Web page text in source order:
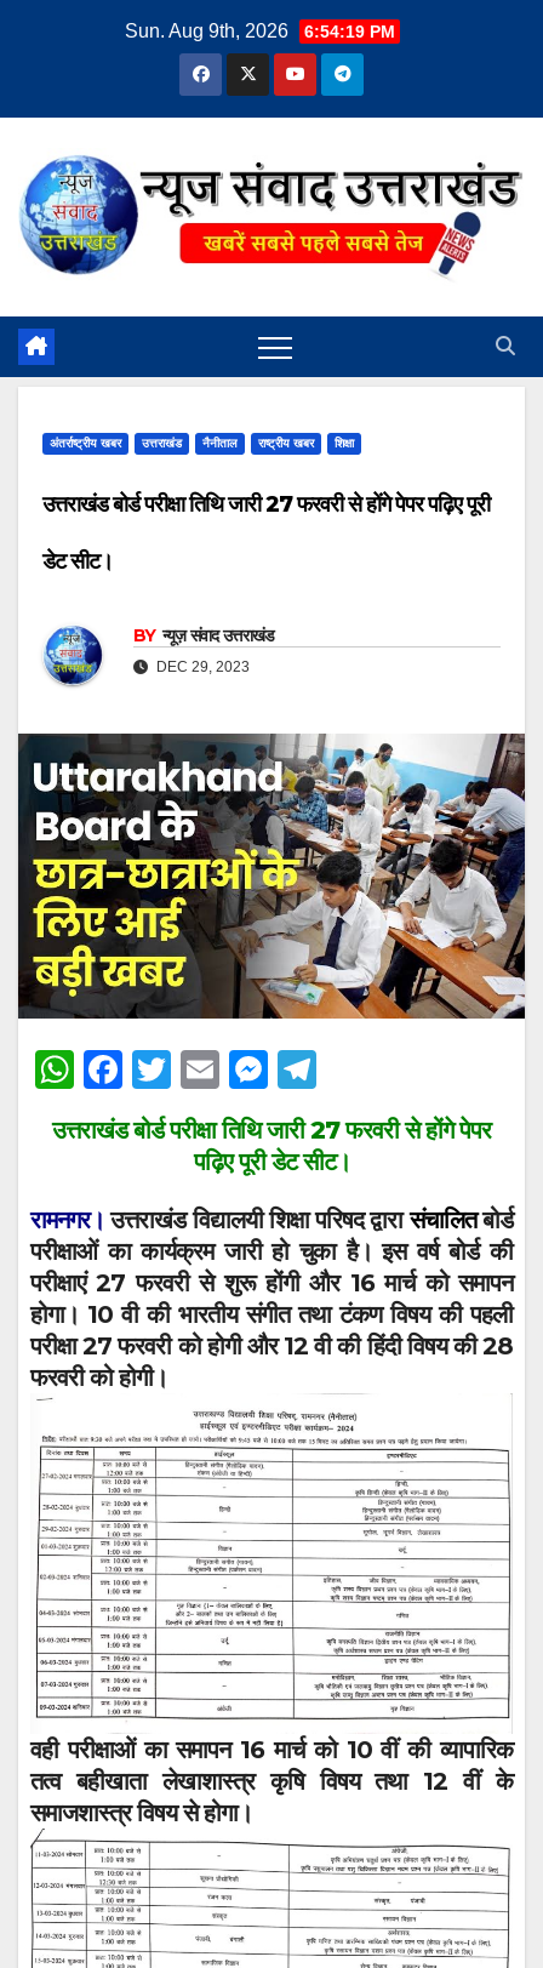
Sun. Aug 9th, 2026 6:54:20 PM
अंतर्राष्ट्रीय खबर उत्तराखंड नैनीताल राष्ट्रीय खबर शिक्षा
उत्तराखंड बोर्ड परीक्षा तिथि जारी 27 फरवरी से होंगे पेपर पढ़िए पूरी
डेट सीट।
BY न्यूज़ संवाद उत्तराखंड
DEC 29, 2023
W
at
A
p
p
F
a
c
b
o
o
k
T
wi
tt
E
m
ail
M
ss
n
g
er
e
gr
a
m
उत्तराखंड बोर्ड परीक्षा तिथि जारी 27 फरवरी से होंगे पेपर
पढ़िए पूरी डेट सीट।
रामनगर। उत्तराखंड विद्यालयी शिक्षा परिषद द्वारासंचालितबोर्ड
परीक्षाओं का कार्यक्रम जारी हो चुका है। इस वर्ष बोर्ड की
परीक्षाएं 27 फरवरी से शुरू होंगी और 16 मार्च को समापन
होगा। 10 वी की भारतीय संगीत तथा टंकण विषय की पहली
परीक्षा 27 फरवरी को होगी और 12 वी की हिंदी विषय की 28
फरवरी को होगी।
वही परीक्षाओं का समापन 16 मार्च को 10 वीं की व्यापारिक
तत्व बहीखाता लेखाशास्त्र कृषि विषय तथा 12 वीं के
समाजशास्त्र विषय से होगा।